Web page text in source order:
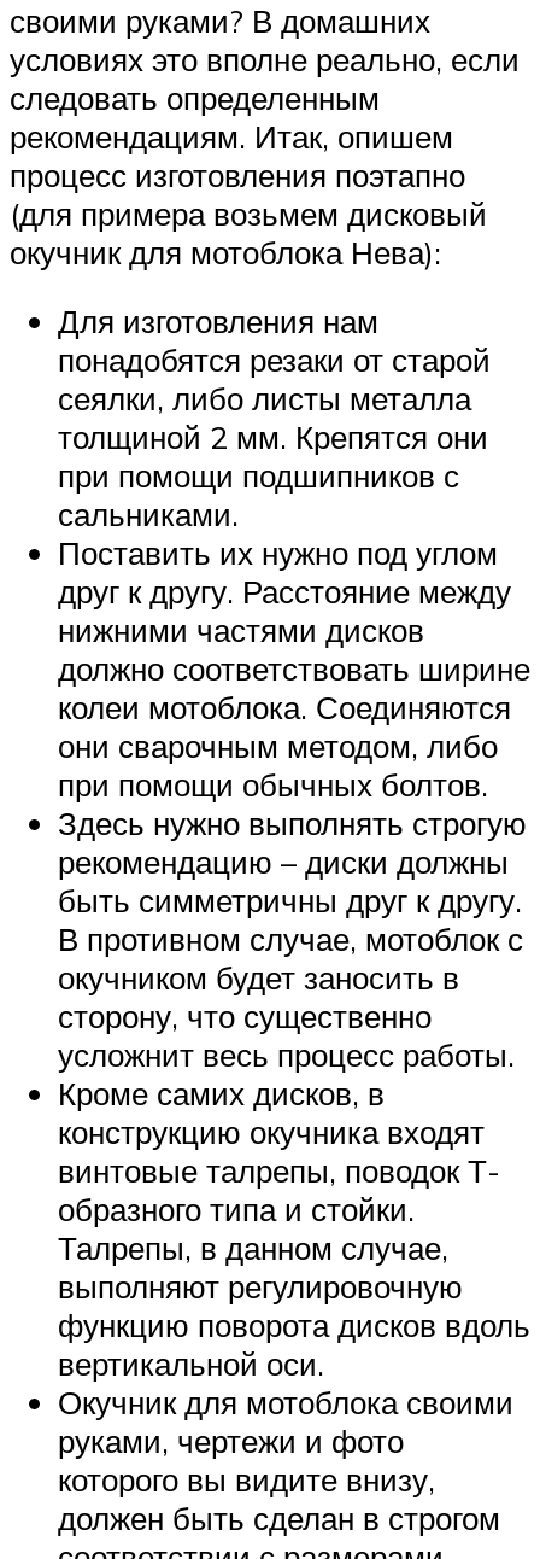
своими руками? В домашних
условиях это вполне реально, если
следовать определенным
рекомендациям. Итак, опишем
процесс изготовления поэтапно
(для примера возьмем дисковый
окучник для мотоблока Нева):
Для изготовления нам
понадобятся резаки от старой
сеялки, либо листы металла
толщиной 2 мм. Крепятся они
при помощи подшипников с
сальниками.
Поставить их нужно под углом
друг к другу. Расстояние между
нижними частями дисков
должно соответствовать ширине
колеи мотоблока. Соединяются
они сварочным методом, либо
при помощи обычных болтов.
Здесь нужно выполнять строгую
рекомендацию – диски должны
быть симметричны друг к другу.
В противном случае, мотоблок с
окучником будет заносить в
сторону, что существенно
усложнит весь процесс работы.
Кроме самих дисков, в
конструкцию окучника входят
винтовые талрепы, поводок Т-
образного типа и стойки.
Талрепы, в данном случае,
выполняют регулировочную
функцию поворота дисков вдоль
вертикальной оси.
Окучник для мотоблока своими
руками, чертежи и фото
которого вы видите внизу,
должен быть сделан в строгом